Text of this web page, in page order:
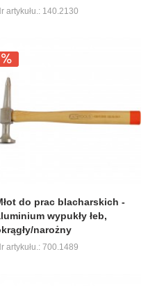
artykułu.: 140.2130
do prac blacharskich -
wypukły łeb,
narożny
artykułu.: 700.1489